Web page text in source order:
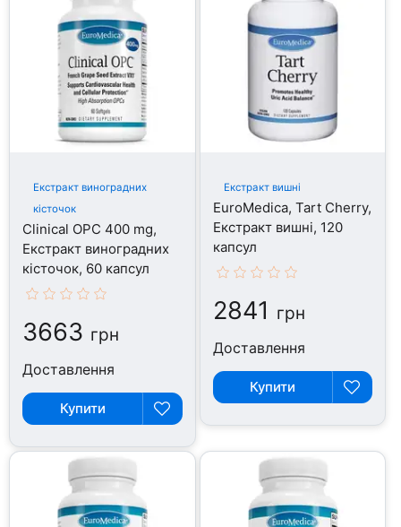
Екстракт виноградних
кісточок
Clinical OPC 400 mg,
Екстракт виноградних
кісточок, 60 капсул
3663 грн
Доставлення
Купити
Екстракт вишні
EuroMedica, Tart Cherry,
Екстракт вишні, 120
капсул
2841 грн
Доставлення
Купити